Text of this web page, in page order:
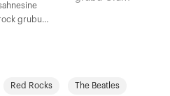
grubu
çiğ
Red Rocks The Beatles